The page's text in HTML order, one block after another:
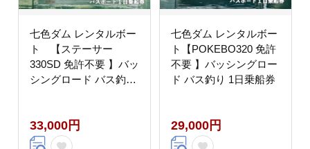
七色ダム レンタルボー
ト 【ステーサー
330SD 免許不要 】バッ
シングロード バス釣り
33,000円
七色ダム レンタルボー
ト【POKEBO320 免許
不要 】バッシングロー
ド バス釣り 1日乗船券
29,000円